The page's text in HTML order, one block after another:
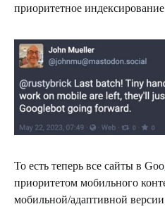
приоритетное
То есть теперь все сайты в
приоритетом мобильного
мобильной/адаптивной